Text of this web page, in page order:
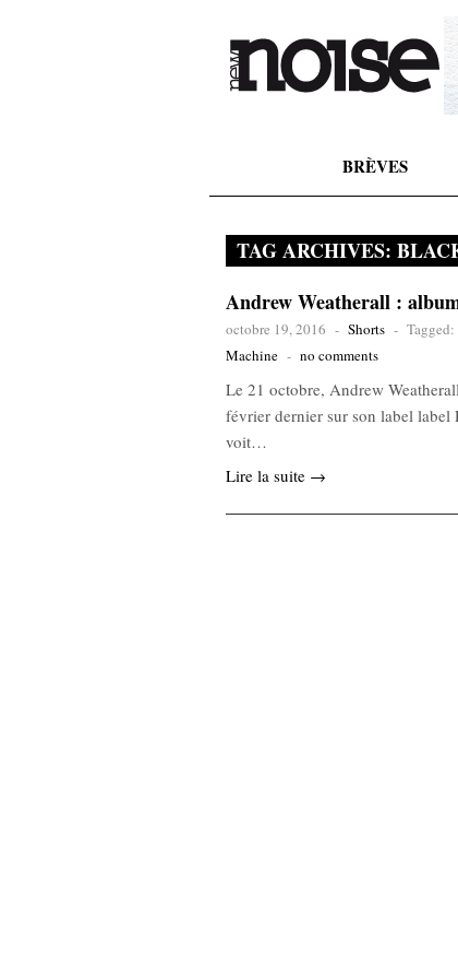
BRÈVES
TAG ARCHIVES:
Andrew Weatherall :
octobre 19, 2016 - Shorts - Tagged:
Machine - no comments
Le 21 octobre, Andrew
février dernier sur son label
voit…
Lire la suite →